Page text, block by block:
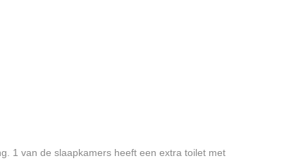
1 van de slaapkamers heeft een extra toilet met